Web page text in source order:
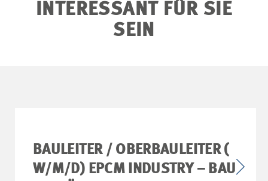
INTERESSANT FÜR SIE
SEIN
BAULEITER / OBERBAULEITER (
W/M/D) EPCM INDUSTRY – BAU